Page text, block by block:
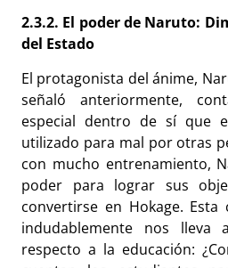
2.3.2. El poder de Naruto:
del Estado
El protagonista del ánime,
señaló anteriormente,
especial dentro de sí que
utilizado para mal por otras
con mucho entrenamiento,
poder para lograr sus
convertirse en Hokage. Esta
indudablemente nos lleva
respecto a la educación: